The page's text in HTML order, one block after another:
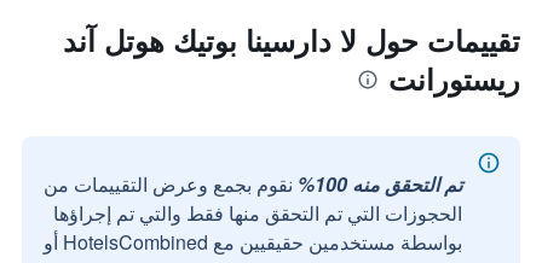
تقييمات حول لا دارسينا بوتيك هوتل آند
ريستورانت
تم التحقق منه 100%
نقوم بجمع وعرض التقييمات من
الحجوزات التي تم التحقق منها فقط والتي تم إجراؤها
بواسطة مستخدمين حقيقيين مع HotelsCombined أو